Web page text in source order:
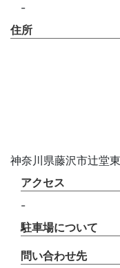
-
住所
神奈川県藤沢市辻堂
アクセス
-
駐車場について
問い合わせ先